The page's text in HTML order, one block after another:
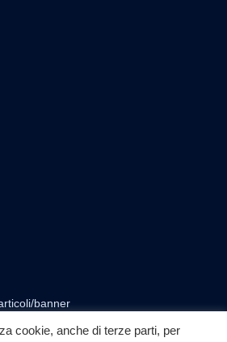
banner
cookie, anche di terze parti, per